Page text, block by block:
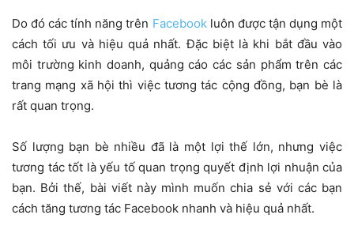
Do đó các tính năng trên Facebookluôn được tận dụng một
cách tối ưu và hiệu quả nhất. Đặc biệt là khi bắt đầu vào
môi trường kinh doanh, quảng cáo các sản phẩm trên các
trang mạng xã hội thì việc tương tác cộng đồng, bạn bè là
rất quan trọng.
Số lượng bạn bè nhiều đã là một lợi thế lớn, nhưng việc
tương tác tốt là yếu tố quan trọng quyết định lợi nhuận của
bạn. Bởi thế, bài viết này mình muốn chia sẻ với các bạn
cách tăng tương tác Facebook nhanh và hiệu quả nhất.